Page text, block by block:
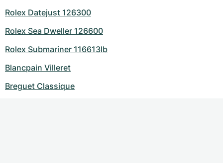
Rolex Datejust 126300
Rolex Sea Dweller 126600
Rolex Submariner 116613lb
Blancpain Villeret
Breguet Classique